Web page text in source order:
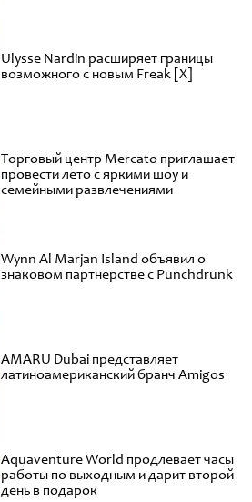
Ulysse Nardin расширяет границы
возможного с новым Freak [X]
Торговый центр Mercato приглашает
провести лето с яркими шоу и
семейными развлечениями
Wynn Al Marjan Island объявил о
знаковом партнерстве с Punchdrunk
AMARU Dubai представляет
латиноамериканский бранч Amigos
Aquaventure World продлевает часы
работы по выходным и дарит второй
день в подарок